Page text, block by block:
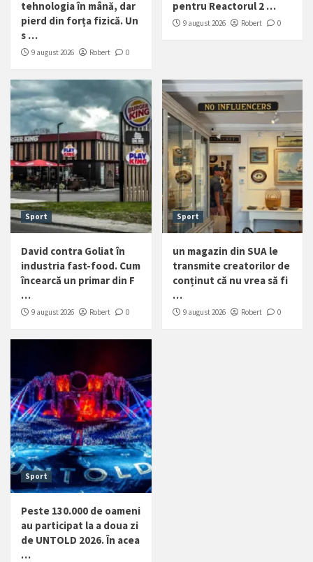
tehnologia în mână, dar
pierd din forța fizică. Un
s …
9 august 2026 Robert 0
pentru Reactorul 2 …
9 august 2026 Robert 0
Sport
David contra Goliat în
industria fast-food. Cum
încearcă un primar din F
…
9 august 2026 Robert 0
Sport
un magazin din SUA le
transmite creatorilor de
conținut că nu vrea să fi
…
9 august 2026 Robert 0
Sport
Peste 130.000 de oameni
au participat la a doua zi
de UNTOLD 2026. În acea
…